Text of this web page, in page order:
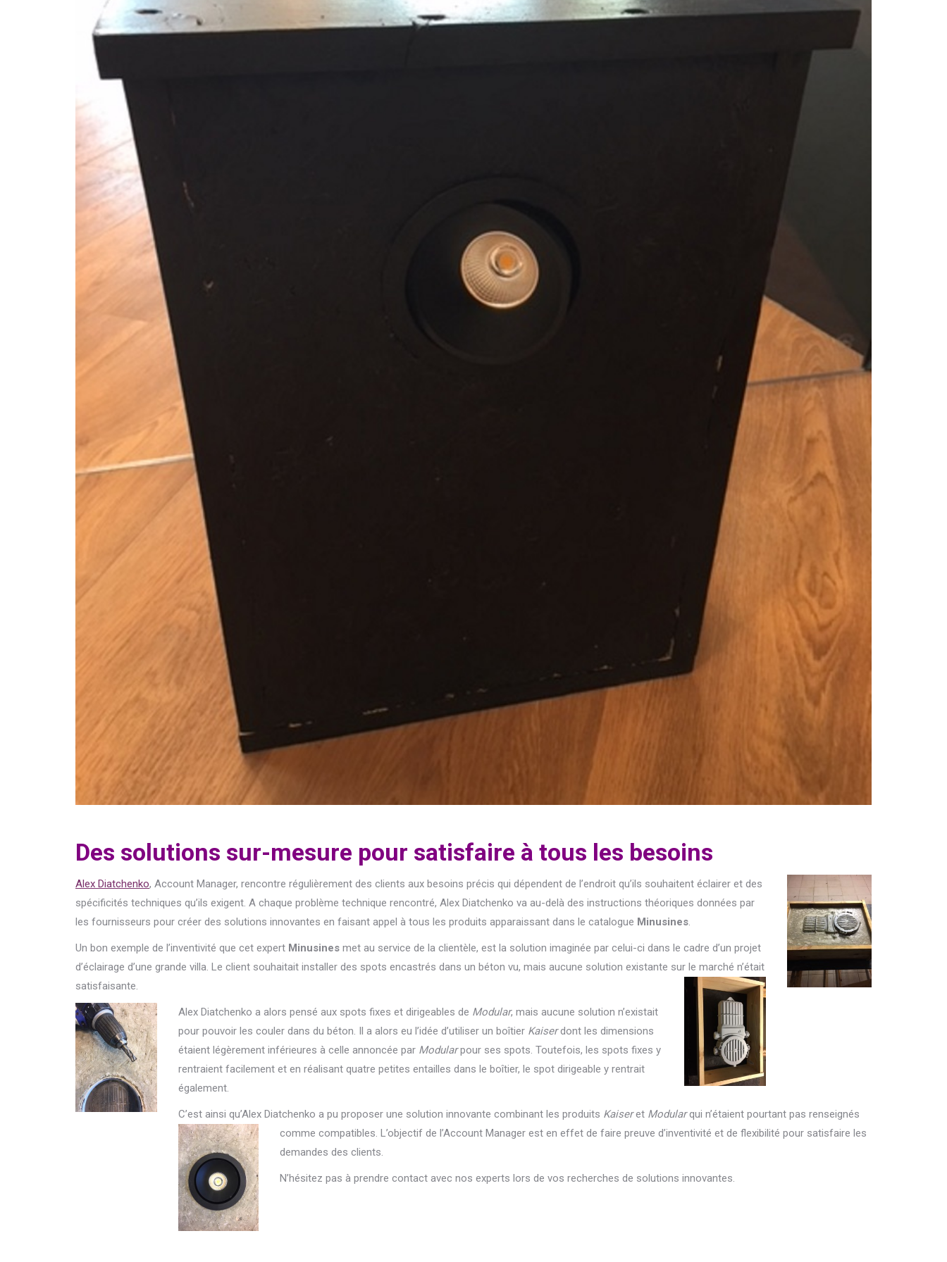
Des solutions sur-mesure pour satisfaire à tous les besoins
Alex Diatchenko, Account Manager, rencontre régulièrement des clients aux besoins précis qui dépendent de l’endroit qu’ils souhaitent éclairer et des
spécificités techniques qu’ils exigent. A chaque problème technique rencontré, Alex Diatchenko va au-delà des instructions théoriques données par
les fournisseurs pour créer des solutions innovantes en faisant appel à tous les produits apparaissant dans le catalogue Minusines.
Un bon exemple de l’inventivité que cet expert Minusines met au service de la clientèle, est la solution imaginée par celui-ci dans le cadre d’un projet
d’éclairage d’une grande villa. Le client souhaitait installer des spots encastrés dans un béton vu, mais aucune solution existante sur le marché n’était
satisfaisante.
Alex Diatchenko a alors pensé aux spots fixes et dirigeables de Modular, mais aucune solution n’existait
pour pouvoir les couler dans du béton. Il a alors eu l’idée d’utiliser un boîtier Kaiserdont les dimensions
étaient légèrement inférieures à celle annoncée par Modularpour ses spots. Toutefois, les spots fixes y
rentraient facilement et en réalisant quatre petites entailles dans le boîtier, le spot dirigeable y rentrait
également.
C’est ainsi qu’Alex Diatchenko a pu proposer une solution innovante combinant les produits Kaiseret Modularqui n’étaient pourtant pas renseignés
comme compatibles. L’objectif de l’Account Manager est en effet de faire preuve d’inventivité et de flexibilité pour satisfaire les
demandes des clients.
N’hésitez pas à prendre contact avec nos experts lors de vos recherches de solutions innovantes.